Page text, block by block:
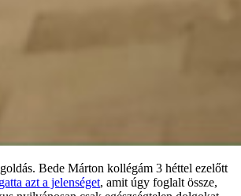
Bede Márton kollégám 3 héttel ezelőtt
azt a jelenséget, amit úgy foglalt össze,